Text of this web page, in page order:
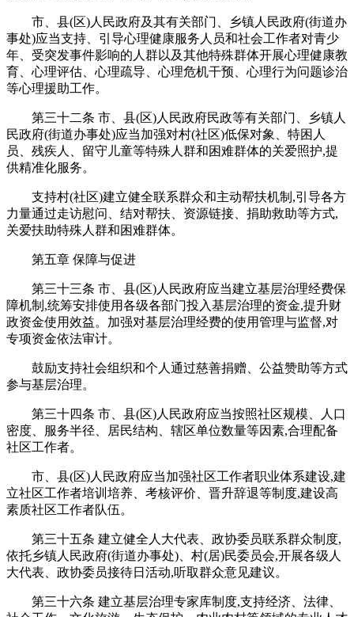
市、县(区)人民政府及其有关部门、乡镇人民政府(街道办
事处)应当支持、引导心理健康服务人员和社会工作者对青少
年、受突发事件影响的人群以及其他特殊群体开展心理健康教
育、心理评估、心理疏导、心理危机干预、心理行为问题诊治
等心理援助工作。
第三十二条 市、县(区)人民政府民政等有关部门、乡镇人
民政府(街道办事处)应当加强对村(社区)低保对象、特困人
员、残疾人、留守儿童等特殊人群和困难群体的关爱照护,提
供精准化服务。
支持村(社区)建立健全联系群众和主动帮扶机制,引导各方
力量通过走访慰问、结对帮扶、资源链接、捐助救助等方式,
关爱扶助特殊人群和困难群体。
第五章 保障与促进
第三十三条 市、县(区)人民政府应当建立基层治理经费保
障机制,统筹安排使用各级各部门投入基层治理的资金,提升财
政资金使用效益。加强对基层治理经费的使用管理与监督,对
专项资金依法审计。
鼓励支持社会组织和个人通过慈善捐赠、公益赞助等方式
参与基层治理。
第三十四条 市、县(区)人民政府应当按照社区规模、人口
密度、服务半径、居民结构、辖区单位数量等因素,合理配备
社区工作者。
市、县(区)人民政府应当加强社区工作者职业体系建设,建
立社区工作者培训培养、考核评价、晋升辞退等制度,建设高
素质社区工作者队伍。
第三十五条 建立健全人大代表、政协委员联系群众制度,
依托乡镇人民政府(街道办事处)、村(居)民委员会,开展各级人
大代表、政协委员接待日活动,听取群众意见建议。
第三十六条 建立基层治理专家库制度,支持经济、法律、